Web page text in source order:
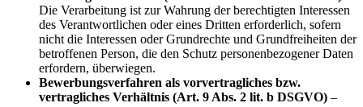
Die Verarbeitung ist zur Wahrung der berechtigten Interessen
des Verantwortlichen oder eines Dritten erforderlich, sofern
nicht die Interessen oder Grundrechte und Grundfreiheiten der
betroffenen Person, die den Schutz personenbezogener Daten
erfordern, überwiegen.
Bewerbungsverfahren als vorvertragliches bzw.
vertragliches Verhältnis (Art. 9 Abs. 2 lit. b DSGVO) –